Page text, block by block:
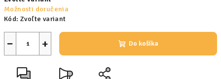
Možnosti doručenia
Kód: Zvoľte variant
+
− Do košíka